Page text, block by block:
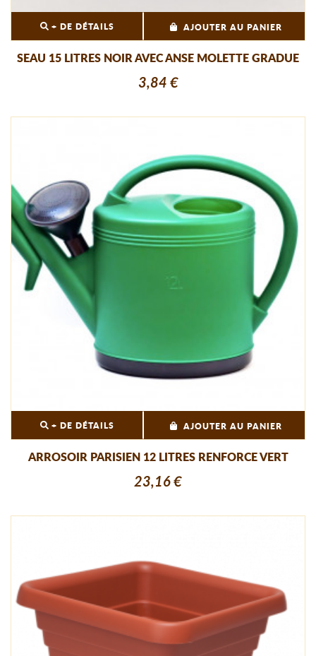
+ DE DÉTAILS AJOUTER AU PANIER
SEAU 15 LITRES NOIR AVEC ANSE MOLETTE GRADUE
3,84 €
+ DE DÉTAILS AJOUTER AU PANIER
ARROSOIR PARISIEN 12 LITRES RENFORCE VERT
23,16 €